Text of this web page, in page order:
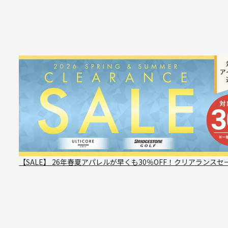
【SALE】 26年春夏アパレルが早くも30％OFF！クリアランスセ